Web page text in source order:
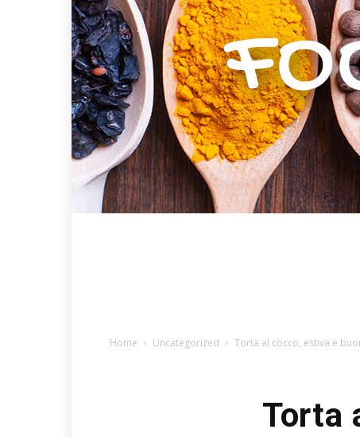
Home Uncategorized Torta al cocco, estiva e
Torta